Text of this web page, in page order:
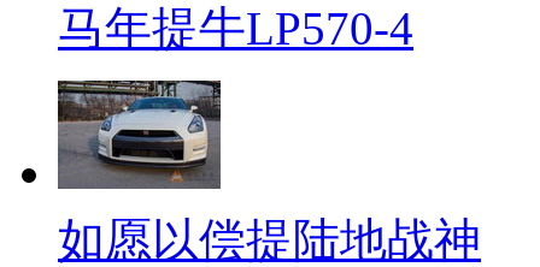
马年提牛LP570-4
如愿以偿提陆地战神